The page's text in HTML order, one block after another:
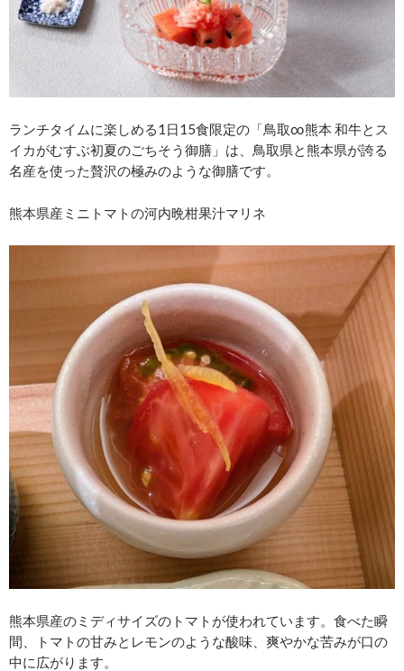
ランチタイムに楽しめる1日15食限定の「⿃取∞熊本 和⽜とス
イカがむすぶ初夏のごちそう御膳」は、鳥取県と熊本県が誇る
名産を使った贅沢の極みのような御膳です。
熊本県産ミニトマトの河内晩柑果汁マリネ
熊本県産のミディサイズのトマトが使われています。食べた瞬
間、トマトの甘みとレモンのような酸味、爽やかな苦みが口の
中に広がります。